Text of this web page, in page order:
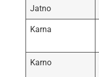
Jatno
Karna
Karno